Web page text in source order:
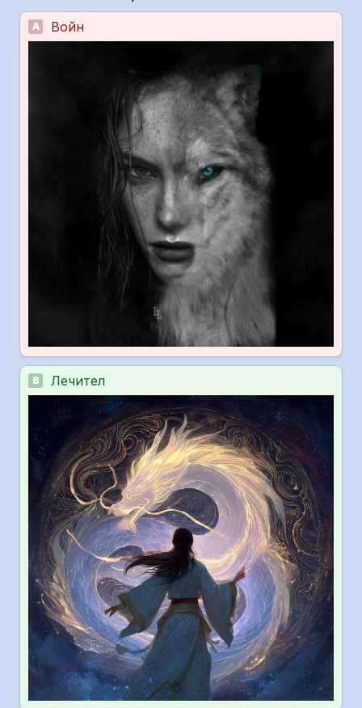
A Войн
B Лечител